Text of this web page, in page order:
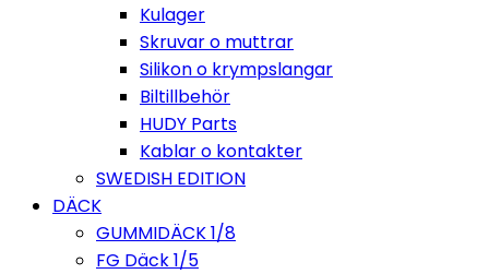
Kulager
Skruvar o muttrar
Silikon o krympslangar
Biltillbehör
HUDY Parts
Kablar o kontakter
SWEDISH EDITION
DÄCK
GUMMIDÄCK 1/8
FG Däck 1/5